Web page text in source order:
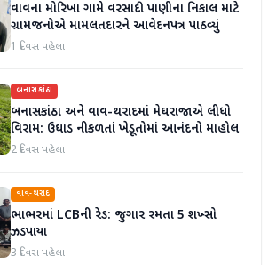
વાવના મોરિખા ગામે વરસાદી પાણીના નિકાલ માટે
ગ્રામજનોએ મામલતદારને આવેદનપત્ર પાઠવ્યું
1 દિવસ પહેલા
બનાસકાંઠા
બનાસકાંઠા અને વાવ-થરાદમાં મેઘરાજાએ લીધો
વિરામ: ઉઘાડ નીકળતાં ખેડૂતોમાં આનંદનો માહોલ
2 દિવસ પહેલા
વાવ-થરાદ
ભાભરમાં LCBની રેડ: જુગાર રમતા 5 શખ્સો
ઝડપાયા
3 દિવસ પહેલા